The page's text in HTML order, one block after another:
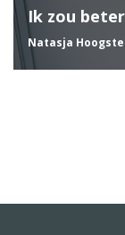
Ik zou
Natasja